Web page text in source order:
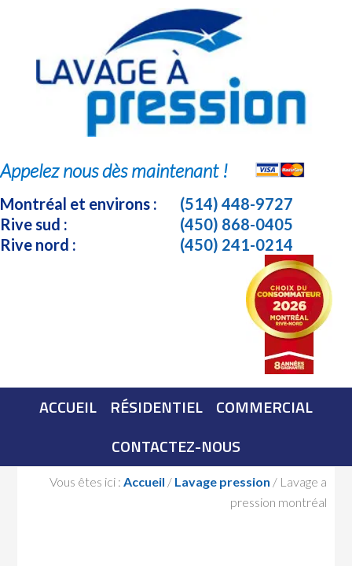
Appelez nous dès maintenant !
Montréal et environs :
(514) 448-9727
Rive sud :
(450) 868-0405
Rive nord :
(450) 241-0214
ACCUEIL RÉSIDENTIEL COMMERCIAL
CONTACTEZ-NOUS
Vous êtes ici : Accueil / Lavage pression /Lavage a
pression montréal